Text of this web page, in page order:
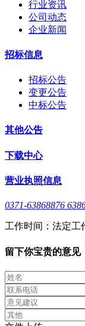
行业资讯
公司动态
企业新闻
招标信息
招标公告
变更公告
中标公告
其他公告
下载中心
营业执照信息
0371-63868876
工作时间：法定工
留下你宝贵的意见